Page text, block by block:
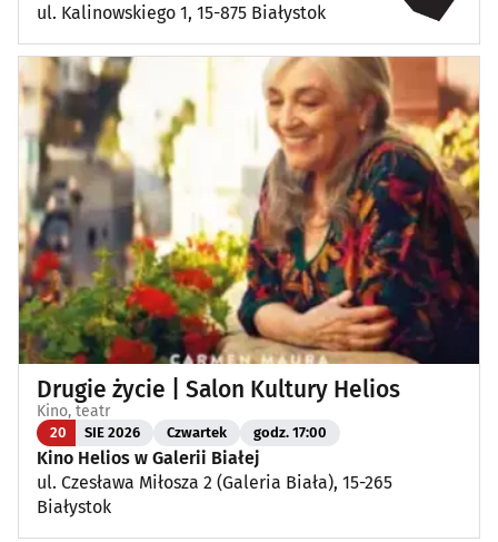
ul. Kalinowskiego 1, 15-875 Białystok
Drugie życie | Salon Kultury Helios
Kino, teatr
20 SIE 2026 Czwartek godz. 17:00
Kino Helios w Galerii Białej
ul. Czesława Miłosza 2 (Galeria Biała), 15-265
Białystok